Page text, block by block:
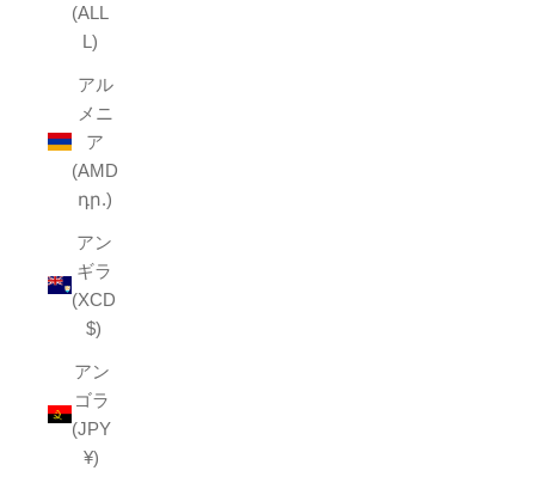
(ALL
L)
アル
メニ
ア
(AMD
դր.)
アン
ギラ
(XCD
$)
アン
ゴラ
(JPY
¥)